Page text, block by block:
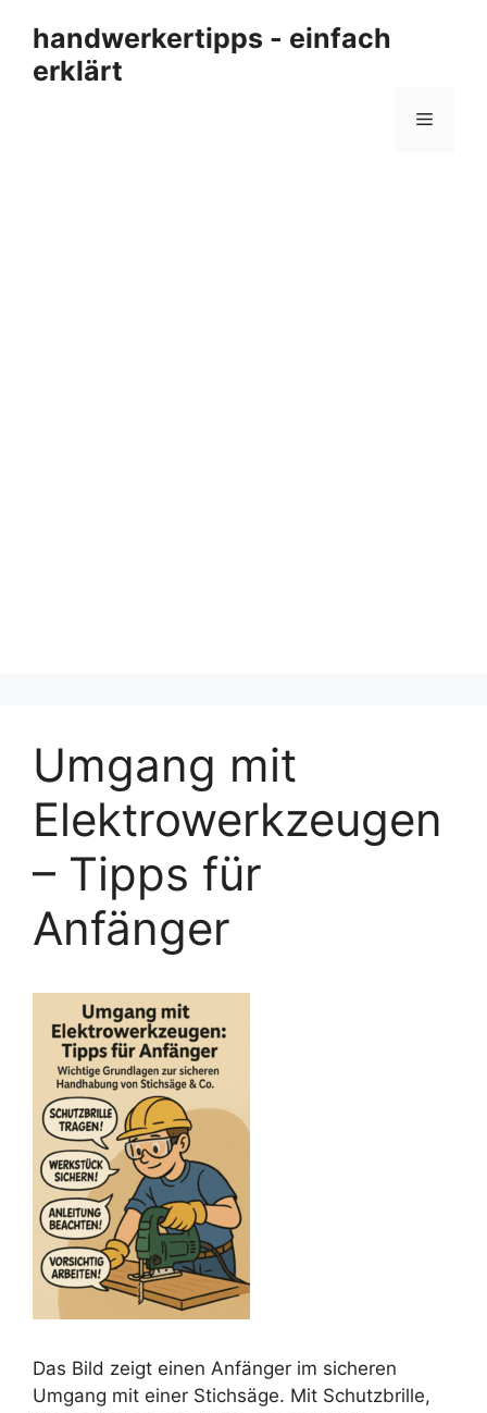
Inhalt
springen
handwerkertipps - einfach
erklärt
Menü
Umgang mit
Elektrowerkzeugen
– Tipps für
Anfänger
Das Bild zeigt einen Anfänger im sicheren
Umgang mit einer Stichsäge. Mit Schutzbrille,